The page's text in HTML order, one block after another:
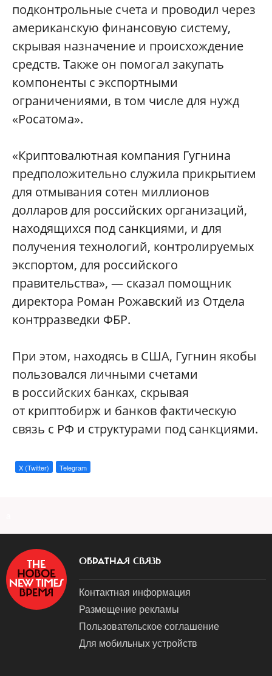
подконтрольные счета и проводил через
американскую финансовую систему,
скрывая назначение и происхождение
средств. Также он помогал закупать
компоненты с экспортными
ограничениями, в том числе для нужд
«Росатома».
«Криптовалютная компания Гугнина
предположительно служила прикрытием
для отмывания сотен миллионов
долларов для российских организаций,
находящихся под санкциями, и для
получения технологий, контролируемых
экспортом, для российского
правительства», — сказал помощник
директора Роман Рожавский из Отдела
контрразведки ФБР.
При этом, находясь в США, Гугнин якобы
пользовался личными счетами
в российских банках, скрывая
от криптобирж и банков фактическую
связь с РФ и структурами под санкциями.
X (Twitter) Telegram
ОБРАТНАЯ СВЯЗЬ
Контактная информация
Размещение рекламы
Пользовательское соглашение
Для мобильных устройств